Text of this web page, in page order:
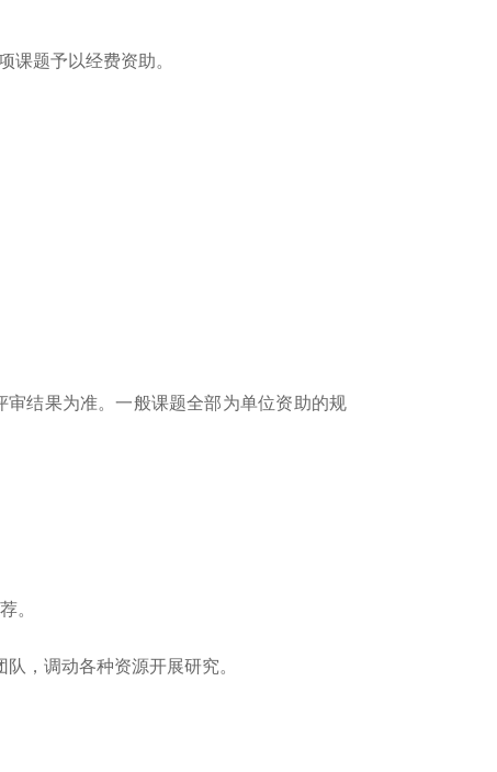
题予以经费资助。
结果为准。一般课题全部为单位资助的规
。
，调动各种资源开展研究。